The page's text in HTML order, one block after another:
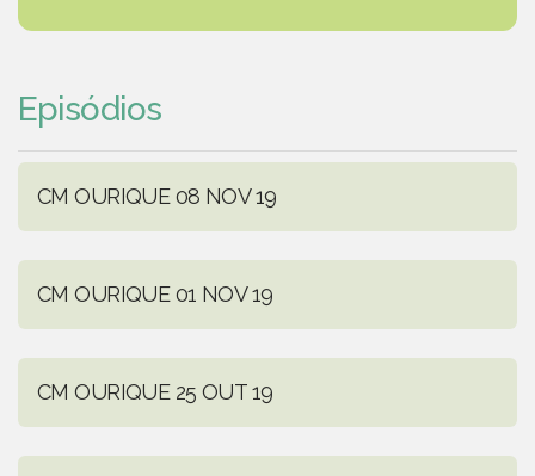
Episódios
CM OURIQUE 08 NOV 19
CM OURIQUE 01 NOV 19
CM OURIQUE 25 OUT 19